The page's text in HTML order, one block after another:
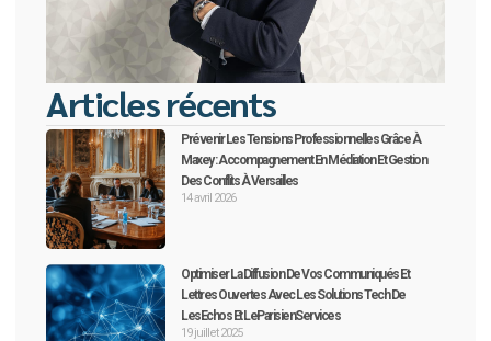
Articles récents
Prévenir Les Tensions Professionnelles Grâce À
Maxey : Accompagnement En Médiation Et Gestion
Des Conflits À Versailles
14 avril 2026
Optimiser La Diffusion De Vos Communiqués Et
Lettres Ouvertes Avec Les Solutions Tech De
LesEchos Et LeParisienServices
19 juillet 2025